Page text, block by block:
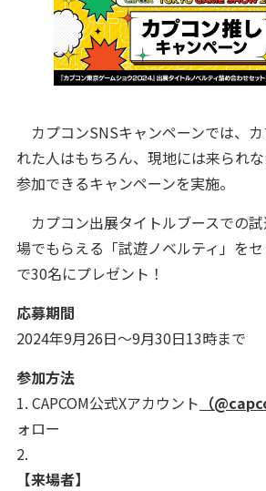
カプコンSNSキャンペーンでは、
れた人はもちろん、現地には来られ
参加できるキャンペーンを実施。
カプコン出展タイトルブースでの
場でもらえる「試遊ノベルティ」を
で30名にプレゼント！
応募期間
2024年9月26日～9月30日13時まで
参加方法
1. CAPCOM公式Xアカウント （
ォロー
2.
【来場者】